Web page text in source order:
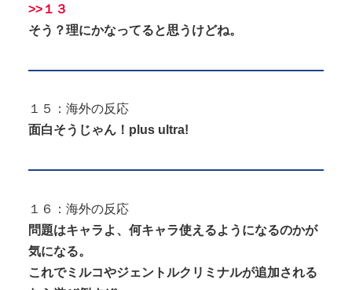
>>１３
そう？理にかなってると思うけどね。
１５：海外の反応
面白そうじゃん！plus ultra!
１６：海外の反応
問題はキャラよ、何キャラ使えるようになるのかが
気になる。
これでミルコやジェントルクリミナルが追加される